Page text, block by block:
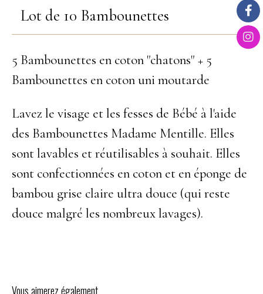
Lot de 10 Bambounettes
5 Bambounettes en coton "chatons" + 5
Bambounettes en coton uni moutarde
Lavez le visage et les fesses de Bébé à l'aide
des Bambounettes Madame Mentille. Elles
sont lavables et réutilisables à souhait. Elles
sont confectionnées en coton et en éponge de
bambou grise claire ultra douce (qui reste
douce malgré les nombreux lavages).
Vous aimerez également